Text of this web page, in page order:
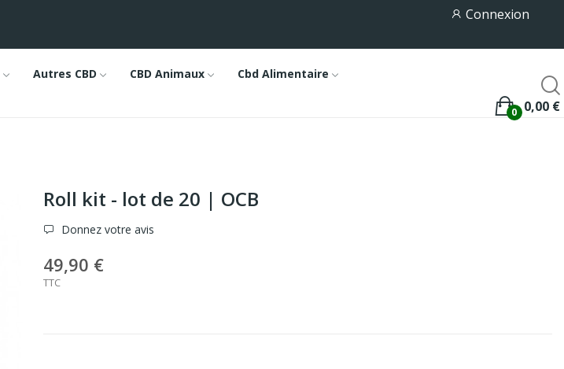
Connexion
Autres CBD CBD Animaux
Cbd Alimentaire
0,00 €
0
Roll kit - lot de 20 | OCB
Donnez votre avis
49,90 €
TTC